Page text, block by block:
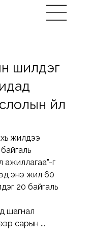
шилдэг
үйл
жилдээ
ажиллагаа”-г
энэ жил 60
20 байгаль
шагнал
сарын ...